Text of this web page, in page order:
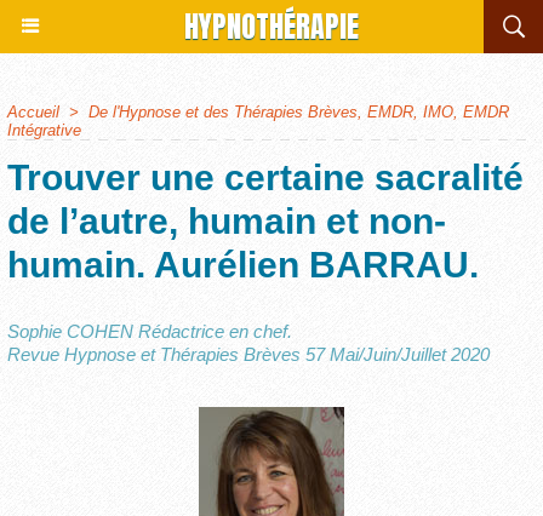
HYPNOTHÉRAPIE
Accueil > De l'Hypnose et des Thérapies Brèves, EMDR, IMO, EMDR
Intégrative
Trouver une certaine sacralité
de l’autre, humain et non-
humain. Aurélien BARRAU.
Sophie COHEN Rédactrice en chef.
Revue Hypnose et Thérapies Brèves 57 Mai/Juin/Juillet 2020